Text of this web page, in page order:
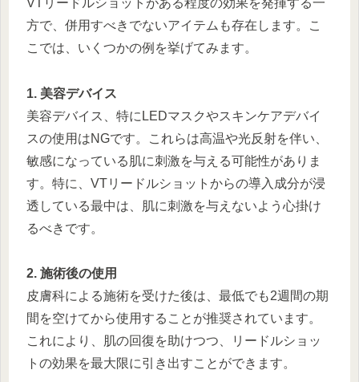
方で、併用すべきでないアイテムも存在します。こ
こでは、いくつかの例を挙げてみます。
1. 美容デバイス
美容デバイス、特にLEDマスクやスキンケアデバイ
スの使用はNGです。これらは高温や光反射を伴い、
敏感になっている肌に刺激を与える可能性がありま
す。特に、VTリードルショットからの導入成分が浸
透している最中は、肌に刺激を与えないよう心掛け
るべきです。
2. 施術後の使用
皮膚科による施術を受けた後は、最低でも2週間の期
間を空けてから使用することが推奨されています。
これにより、肌の回復を助けつつ、リードルショッ
トの効果を最大限に引き出すことができます。